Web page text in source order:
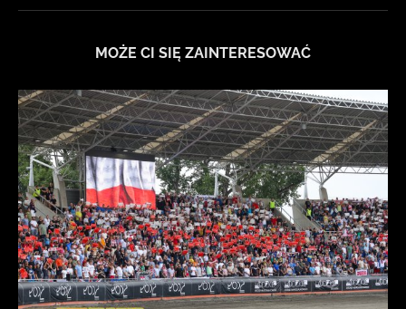
MOŻE CI SIĘ ZAINTERESOWAĆ